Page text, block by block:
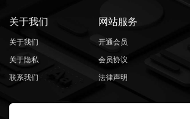
关于我们
关于我们
关于隐私
联系我们
网站服务
开通会员
会员协议
法律声明